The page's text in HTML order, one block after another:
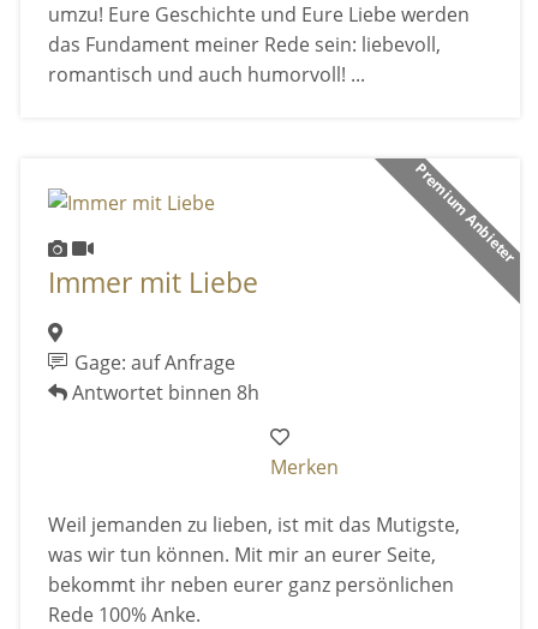
umzu! Eure Geschichte und Eure Liebe werden
das Fundament meiner Rede sein: liebevoll,
romantisch und auch humorvoll! ...
Premium Anbieter
Immer mit Liebe
Gage: auf Anfrage
Antwortet binnen 8h
Merken
Weil jemanden zu lieben, ist mit das Mutigste,
was wir tun können. Mit mir an eurer Seite,
bekommt ihr neben eurer ganz persönlichen
Rede 100% Anke.